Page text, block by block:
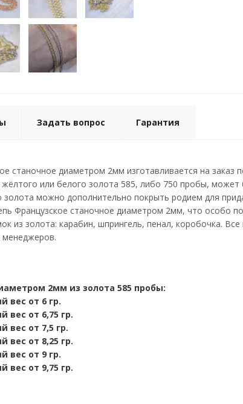
Задать вопрос Гарантия
станочное диаметром 2мм изготавливается на
или белого золота 585, либо 750 пробы,
золота можно дополнительно покрыть родием для
Французское станочное диаметром 2мм, что особо
из золота: карабин, шпрингель, пенал, коробочка.
2мм из золота 585 пробы:
вес от 6 гр.
вес от 6,75 гр.
вес от 7,5 гр.
вес от 8,25 гр.
вес от 9 гр.
вес от 9,75 гр.